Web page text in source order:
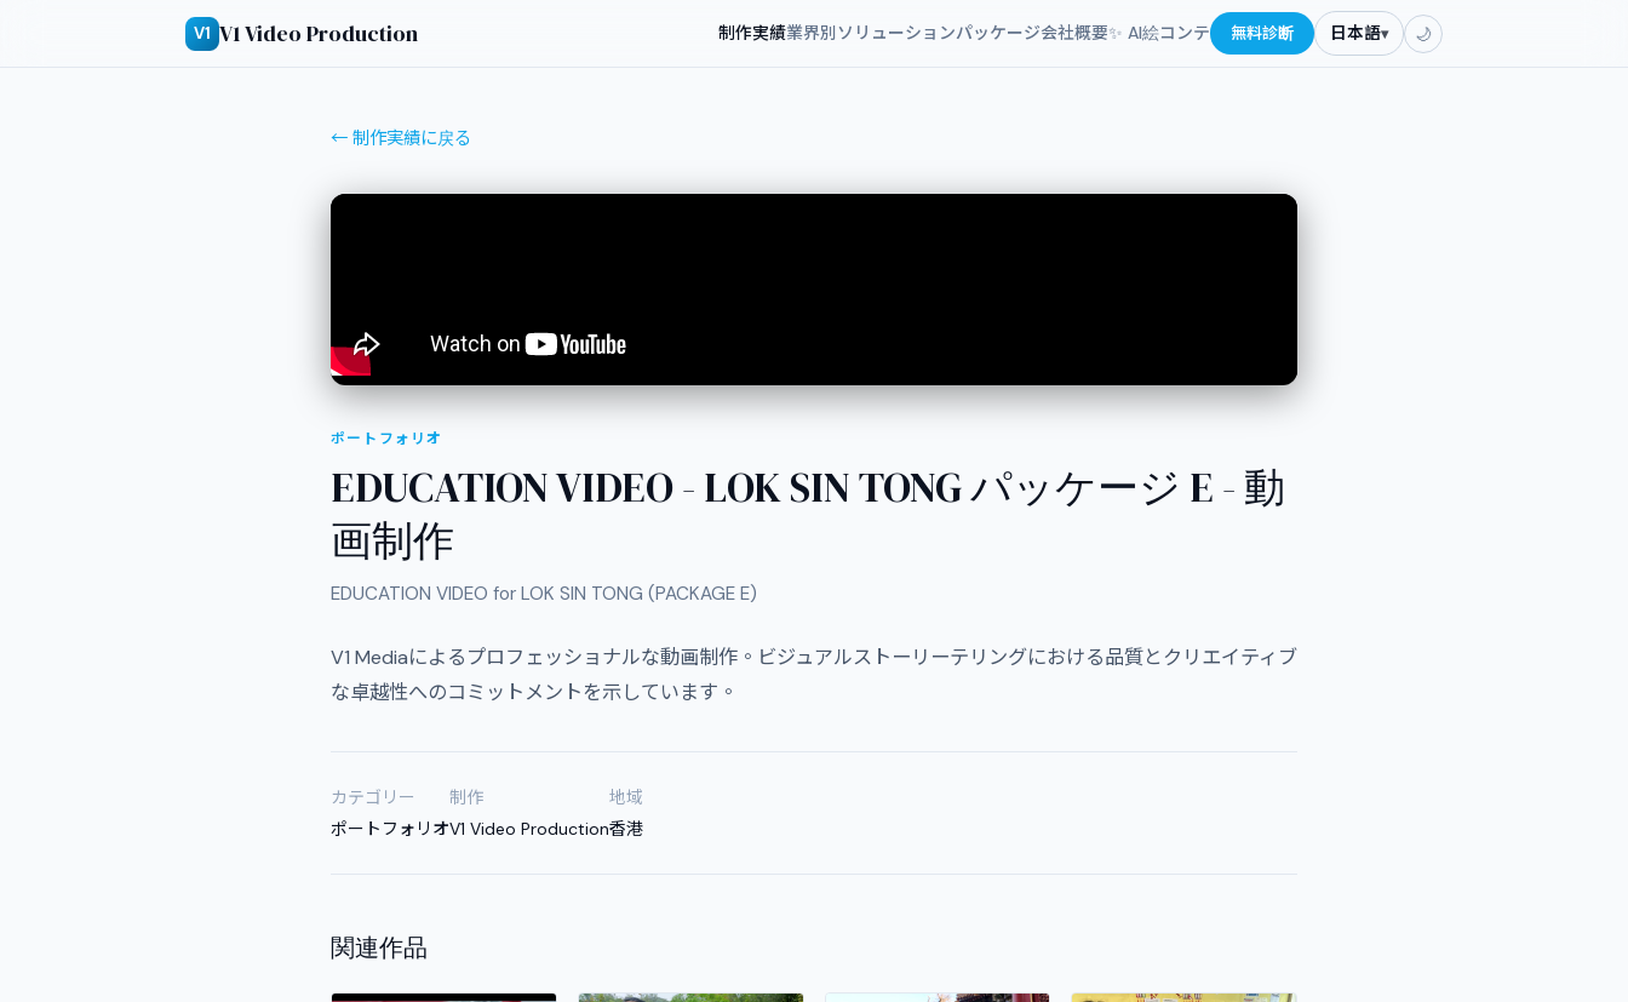
V1 V1 Video Production 制作実績業界別ソリューションパッケージ会社概要✨ AI絵コンテ 無料診断 日本語▾ 🌙
← 制作実績に戻る
ポートフォリオ
EDUCATION VIDEO - LOK SIN TONG パッケージ E - 動
画制作
EDUCATION VIDEO for LOK SIN TONG (PACKAGE E)
V1 Mediaによるプロフェッショナルな動画制作。ビジュアルストーリーテリングにおける品質とクリエイティブ
な卓越性へのコミットメントを示しています。
カテゴリー
ポートフォリオ
制作
V1 Video Production
地域
香港
関連作品